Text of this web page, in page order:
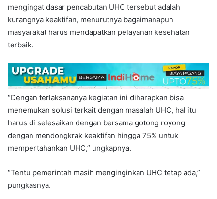
mengingat dasar pencabutan UHC tersebut adalah
kurangnya keaktifan, menurutnya bagaimanapun
masyarakat harus mendapatkan pelayanan kesehatan
terbaik.
“Dengan terlaksananya kegiatan ini diharapkan bisa
menemukan solusi terkait dengan masalah UHC, hal itu
harus di selesaikan dengan bersama gotong royong
dengan mendongkrak keaktifan hingga 75% untuk
mempertahankan UHC,” ungkapnya.
“Tentu pemerintah masih menginginkan UHC tetap ada,”
pungkasnya.